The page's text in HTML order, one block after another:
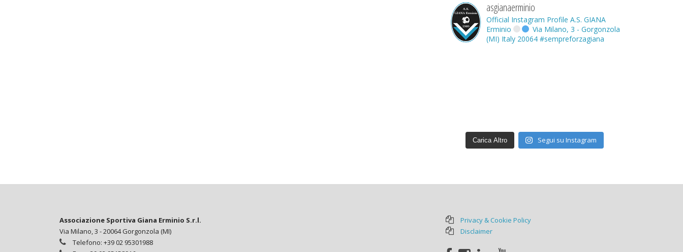
asgianaerminio
Official Instagram Profile A.S. GIANA
Erminio
Via Milano, 3 - Gorgonzola
(MI) Italy 20064 #sempreforzagiana
Carica Altro Segui su Instagram
Associazione Sportiva Giana Erminio S.r.l.
Via Milano, 3 - 20064 Gorgonzola (MI)
Telefono: +39 02 95301988
Privacy & Cookie Policy
Disclaimer